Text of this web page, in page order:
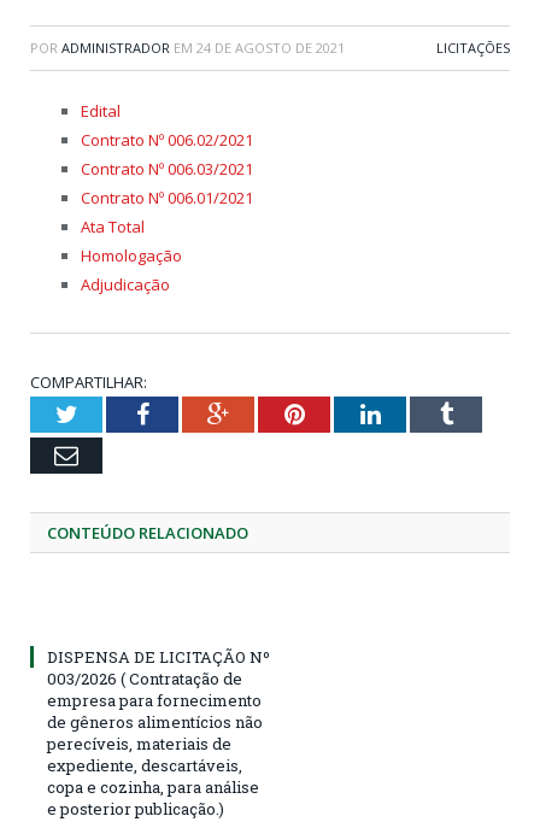
POR ADMINISTRADOR EM 24 DE AGOSTO DE 2021 LICITAÇÕES
Edital
Contrato Nº 006.02/2021
Contrato Nº 006.03/2021
Contrato Nº 006.01/2021
Ata Total
Homologação
Adjudicação
COMPARTILHAR:
TwitterFacebookGoogle+PinterestLinkedInTumblr
Email
CONTEÚDO RELACIONADO
DISPENSA DE LICITAÇÃO Nº
003/2026 ( Contratação de
empresa para fornecimento
de gêneros alimentícios não
perecíveis, materiais de
expediente, descartáveis,
copa e cozinha, para análise
e posterior publicação.)